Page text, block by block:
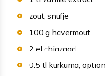
zout, snufje
100 g havermout
2 el chiazaad
0.5 tl kurkuma,